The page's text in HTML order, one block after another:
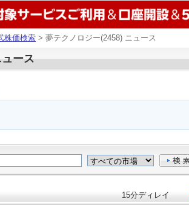
株価検索 > 夢テクノロジー(2458) ニュース
ース